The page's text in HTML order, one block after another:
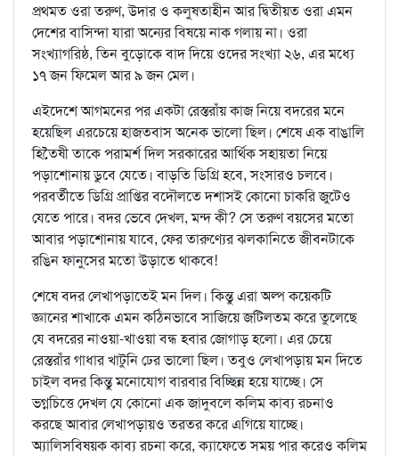
প্রথমত ওরা তরুণ, উদার ও কলুষতাহীন আর দ্বিতীয়ত ওরা এমন
দেশের বাসিন্দা যারা অন্যের বিষয়ে নাক গলায় না। ওরা
সংখ্যাগরিষ্ঠ, তিন বুড়োকে বাদ দিয়ে ওদের সংখ্যা ২৬, এর মধ্যে
১৭ জন ফিমেল আর ৯ জন মেল।
এইদেশে আগমনের পর একটা রেস্তরাঁয় কাজ নিয়ে বদরের মনে
হয়েছিল এরচেয়ে হাজতবাস অনেক ভালো ছিল। শেষে এক বাঙালি
হিতৈষী তাকে পরামর্শ দিল সরকারের আর্থিক সহায়তা নিয়ে
পড়াশোনায় ডুবে যেতে। বাড়তি ডিগ্রি হবে, সংসারও চলবে।
পরবর্তীতে ডিগ্রি প্রাপ্তির বদৌলতে দশাসই কোনো চাকরি জুটেও
যেতে পারে। বদর ভেবে দেখল, মন্দ কী? সে তরুণ বয়সের মতো
আবার পড়াশোনায় যাবে, ফের তারুণ্যের ঝলকানিতে জীবনটাকে
রঙিন ফানুসের মতো উড়াতে থাকবে!
শেষে বদর লেখাপড়াতেই মন দিল। কিন্তু এরা অল্প কয়েকটি
জ্ঞানের শাখাকে এমন কঠিনভাবে সাজিয়ে জটিলতম করে তুলেছে
যে বদরের নাওয়া-খাওয়া বন্ধ হবার জোগাড় হলো। এর চেয়ে
রেস্তরাঁর গাধার খাটুনি ঢের ভালো ছিল। তবুও লেখাপড়ায় মন দিতে
চাইল বদর কিন্তু মনোযোগ বারবার বিচ্ছিন্ন হয়ে যাচ্ছে। সে
ভগ্নচিত্তে দেখল যে কোনো এক জাদুবলে কলিম কাব্য রচনাও
করছে আবার লেখাপড়ায়ও তরতর করে এগিয়ে যাচ্ছে।
অ্যালিসবিষয়ক কাব্য রচনা করে, ক্যাফেতে সময় পার করেও কলিম